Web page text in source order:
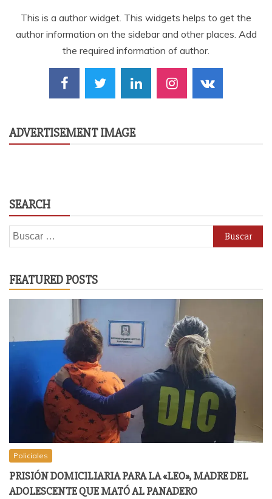
This is a author widget. This widgets helps to get the
author information on the sidebar and other places. Add
the required information of author.
ADVERTISEMENT IMAGE
SEARCH
Buscar:
FEATURED POSTS
Policiales
PRISIÓN DOMICILIARIA PARA LA «LEO», MADRE DEL
ADOLESCENTE QUE MATÓ AL PANADERO